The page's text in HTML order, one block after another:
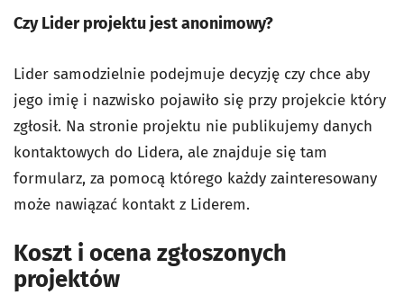
Czy Lider projektu jest anonimowy?
Lider samodzielnie podejmuje decyzję czy chce aby
jego imię i nazwisko pojawiło się przy projekcie który
zgłosił. Na stronie projektu nie publikujemy danych
kontaktowych do Lidera, ale znajduje się tam
formularz, za pomocą którego każdy zainteresowany
może nawiązać kontakt z Liderem.
Koszt i ocena zgłoszonych
projektów